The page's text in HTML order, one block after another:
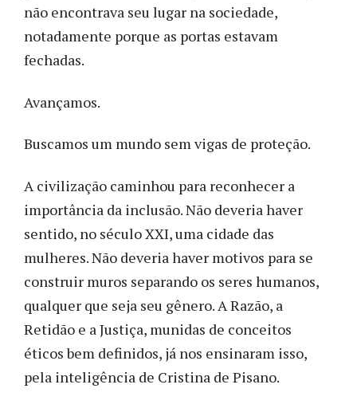
não encontrava seu lugar na sociedade,
notadamente porque as portas estavam
fechadas.
Avançamos.
Buscamos um mundo sem vigas de proteção.
A civilização caminhou para reconhecer a
importância da inclusão. Não deveria haver
sentido, no século XXI, uma cidade das
mulheres. Não deveria haver motivos para se
construir muros separando os seres humanos,
qualquer que seja seu gênero. A Razão, a
Retidão e a Justiça, munidas de conceitos
éticos bem definidos, já nos ensinaram isso,
pela inteligência de Cristina de Pisano.